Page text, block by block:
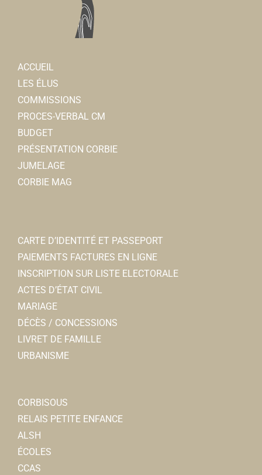
ACCUEIL
LES ÉLUS
COMMISSIONS
PROCES-VERBAL CM
BUDGET
PRÉSENTATION CORBIE
JUMELAGE
CORBIE MAG
CARTE D’IDENTITÉ ET PASSEPORT
PAIEMENTS FACTURES EN LIGNE
INSCRIPTION SUR LISTE ELECTORALE
ACTES D’ÉTAT CIVIL
MARIAGE
DÉCÈS / CONCESSIONS
LIVRET DE FAMILLE
URBANISME
CORBISOUS
RELAIS PETITE ENFANCE
ALSH
ÉCOLES
CCAS